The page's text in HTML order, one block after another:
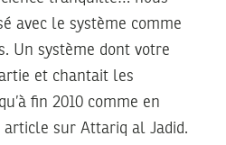
avec le système comme
Un système dont votre
et chantait les
fin 2010 comme en
article sur Attariq al Jadid.